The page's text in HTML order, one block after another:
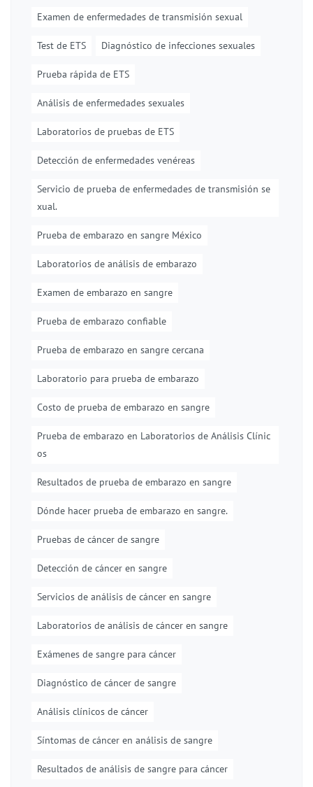
Examen de enfermedades de transmisión sexual
Test de ETS Diagnóstico de infecciones sexuales
Prueba rápida de ETS
Análisis de enfermedades sexuales
Laboratorios de pruebas de ETS
Detección de enfermedades venéreas
Servicio de prueba de enfermedades de transmisión se
xual.
Prueba de embarazo en sangre México
Laboratorios de análisis de embarazo
Examen de embarazo en sangre
Prueba de embarazo confiable
Prueba de embarazo en sangre cercana
Laboratorio para prueba de embarazo
Costo de prueba de embarazo en sangre
Prueba de embarazo en Laboratorios de Análisis Clínic
os
Resultados de prueba de embarazo en sangre
Dónde hacer prueba de embarazo en sangre.
Pruebas de cáncer de sangre
Detección de cáncer en sangre
Servicios de análisis de cáncer en sangre
Laboratorios de análisis de cáncer en sangre
Exámenes de sangre para cáncer
Diagnóstico de cáncer de sangre
Análisis clínicos de cáncer
Síntomas de cáncer en análisis de sangre
Resultados de análisis de sangre para cáncer